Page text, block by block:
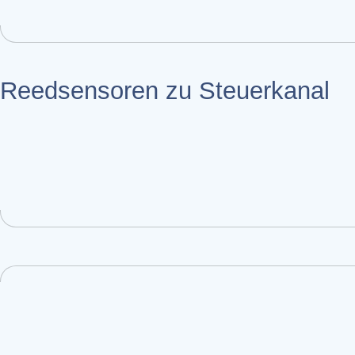
Reed­sensoren zu Steuerkanal